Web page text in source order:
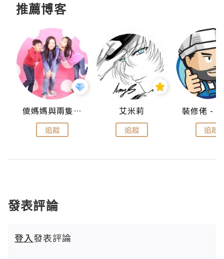
推薦博客
儍媽媽與兩隻小魔怪之家
追蹤
艾米莉
追蹤 追蹤
發表評論
登入發表評論